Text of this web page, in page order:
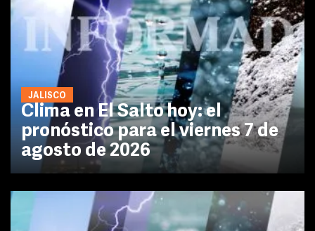
JALISCO
Clima en El Salto hoy: el
pronóstico para el viernes 7 de
agosto de 2026